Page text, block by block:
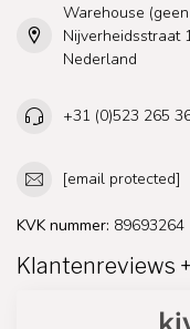
Warehouse
Nijverheidsstraat
Nederland
+31 (0)523 265
[email protected]
KVK nummer: 89693264
Klantenreviews